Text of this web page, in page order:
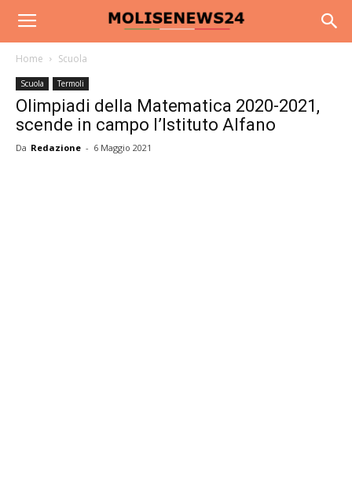
Home Scuola
Scuola Termoli
Olimpiadi della Matematica 2020-2021,
scende in campo l’Istituto Alfano
Da Redazione - 6 Maggio 2021